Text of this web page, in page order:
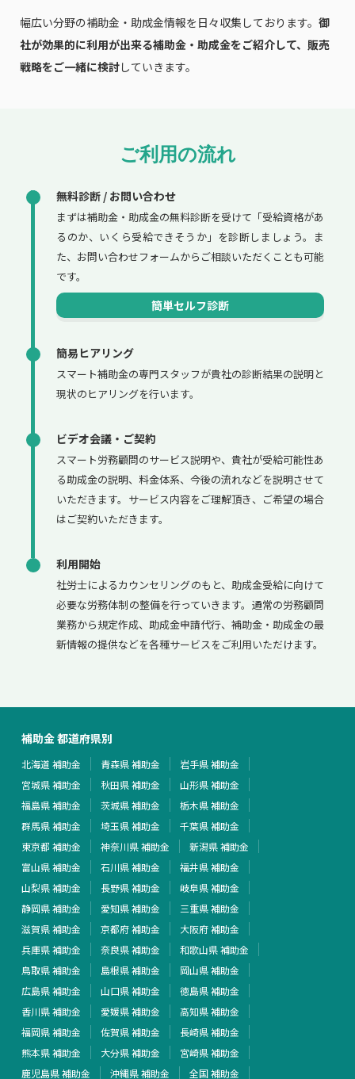
幅広い分野の補助金・助成金情報を日々収集しております。 御
社が効果的に利用が出来る補助金・助成金をご紹介して、販売
戦略をご一緒に検討していきます。
ご利用の流れ
無料診断 / お問い合わせ
まずは補助金・助成金の無料診断を受けて「受給資格があ
るのか、いくら受給できそうか」を診断しましょう。ま
た、お問い合わせフォームからご相談いただくことも可能
です。
簡単セルフ診断
簡易ヒアリング
スマート補助金の専門スタッフが貴社の診断結果の説明と
現状のヒアリングを行います。
ビデオ会議・ご契約
スマート労務顧問のサービス説明や、貴社が受給可能性あ
る助成金の説明、料金体系、今後の流れなどを説明させて
いただきます。サービス内容をご理解頂き、ご希望の場合
はご契約いただきます。
利用開始
社労士によるカウンセリングのもと、助成金受給に向けて
必要な労務体制の整備を行っていきます。通常の労務顧問
業務から規定作成、助成金申請代行、補助金・助成金の最
新情報の提供などを各種サービスをご利用いただけます。
補助金 都道府県別
北海道 補助金 青森県 補助金
岩手県 補助金
宮城県 補助金
秋田県 補助金
山形県 補助金
福島県 補助金
茨城県 補助金
栃木県 補助金
群馬県 補助金
埼玉県 補助金
千葉県 補助金
東京都 補助金
神奈川県 補助金
新潟県 補助金
富山県 補助金
石川県 補助金
福井県 補助金
山梨県 補助金
長野県 補助金
岐阜県 補助金
静岡県 補助金
愛知県 補助金
三重県 補助金
滋賀県 補助金
京都府 補助金
大阪府 補助金
兵庫県 補助金
奈良県 補助金
和歌山県 補助金
鳥取県 補助金
島根県 補助金
岡山県 補助金
広島県 補助金
山口県 補助金
徳島県 補助金
香川県 補助金
愛媛県 補助金
高知県 補助金
福岡県 補助金
佐賀県 補助金
長崎県 補助金
熊本県 補助金
大分県 補助金
宮崎県 補助金
鹿児島県 補助金
沖縄県 補助金
全国 補助金